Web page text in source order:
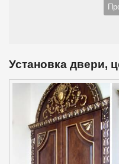
Установка двери,